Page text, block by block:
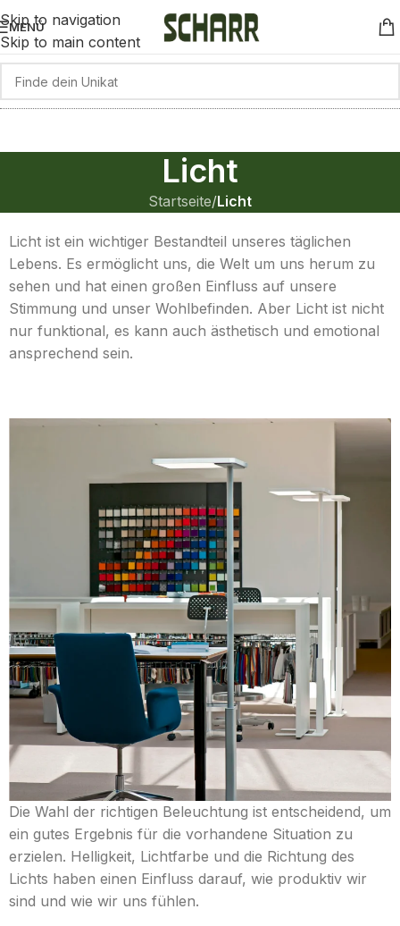
Skip to navigation
Skip to main content
MENÜ
Licht
Startseite/Licht
Licht ist ein wichtiger Bestandteil unseres täglichen
Lebens. Es ermöglicht uns, die Welt um uns herum zu
sehen und hat einen großen Einfluss auf unsere
Stimmung und unser Wohlbefinden. Aber Licht ist nicht
nur funktional, es kann auch ästhetisch und emotional
ansprechend sein.
Die Wahl der richtigen Beleuchtung ist entscheidend, um
ein gutes Ergebnis für die vorhandene Situation zu
erzielen. Helligkeit, Lichtfarbe und die Richtung des
Lichts haben einen Einfluss darauf, wie produktiv wir
sind und wie wir uns fühlen.